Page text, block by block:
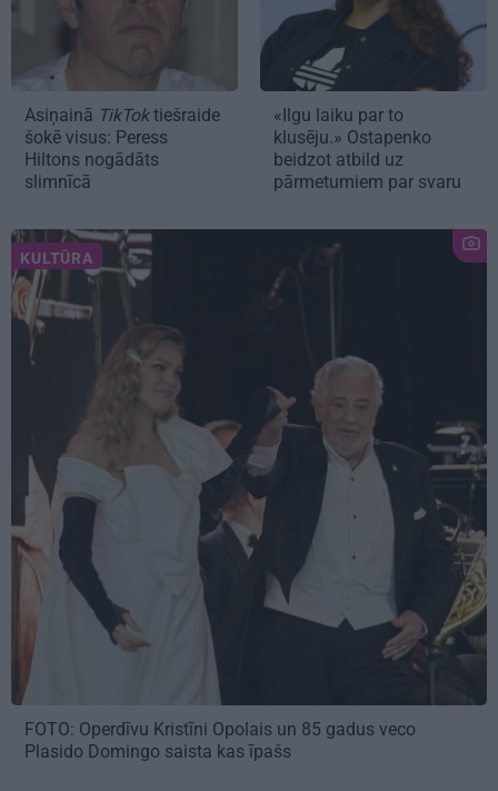
Asiņainā TikToktiešraide
šokē visus: Peress
Hiltons nogādāts
slimnīcā
«Ilgu laiku par to
klusēju.» Ostapenko
beidzot atbild uz
pārmetumiem par svaru
KULTŪRA
FOTO: Operdīvu Kristīni Opolais un 85 gadus veco
Plasido Domingo saista kas īpašs